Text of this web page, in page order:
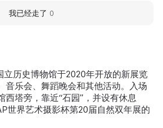
立历史博物馆于2020年开放的新展览
音乐会、舞蹈晚会和其他活动。入场
西塔旁，靠近“石园”，并设有休息
世界艺术摄影杯第20届自然双年展的
我已经走了 0